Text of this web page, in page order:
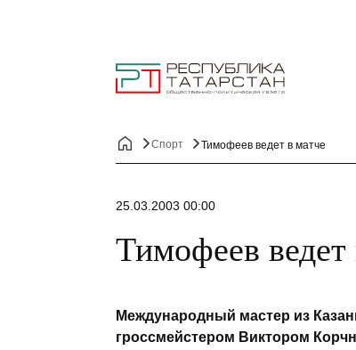
Спорт Тимофеев ведет в матче
25.03.2003 00:00
Тимофеев ведет
Международный мастер из
гроссмейстером Виктором